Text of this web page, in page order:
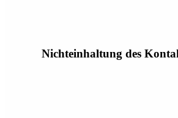
Nichteinhaltung des